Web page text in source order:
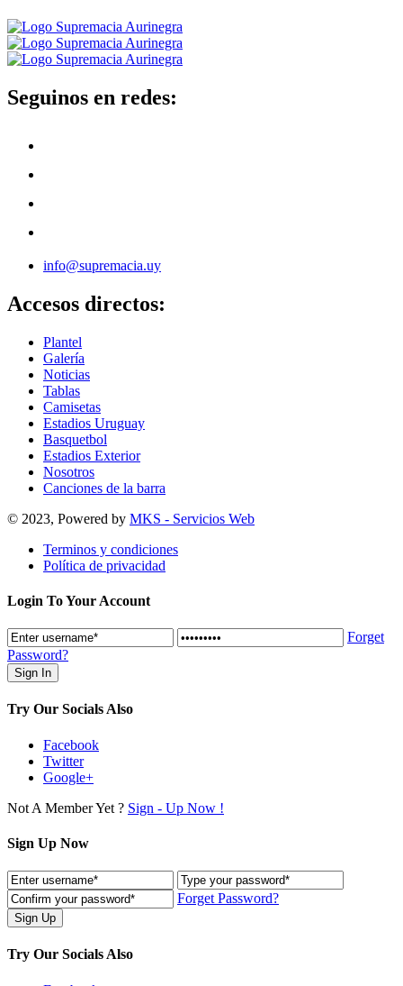
Seguinos en redes:
info@supremacia.uy
Accesos directos:
Plantel
Galería
Noticias
Tablas
Camisetas
Estadios Uruguay
Basquetbol
Estadios Exterior
Nosotros
Canciones de la barra
© 2023, Powered by MKS - Servicios Web
Terminos y condiciones
Política de privacidad
Login To Your Account
Forget
Password?
Try Our Socials Also
Facebook
Twitter
Google+
Not A Member Yet ? Sign - Up Now !
Sign Up Now
Forget Password?
Try Our Socials Also